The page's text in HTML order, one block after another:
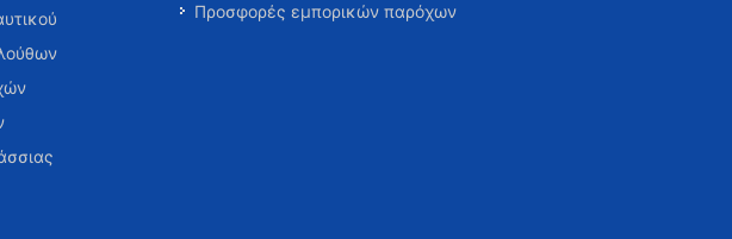
Προσφορές εμπορικών παρόχων